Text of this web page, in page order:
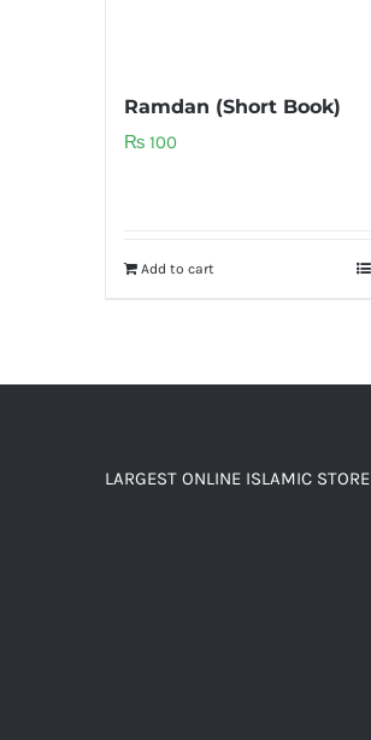
Ramdan (Short Book)
₨ 100
Add to cart
LARGEST ONLINE ISLAMIC STORE